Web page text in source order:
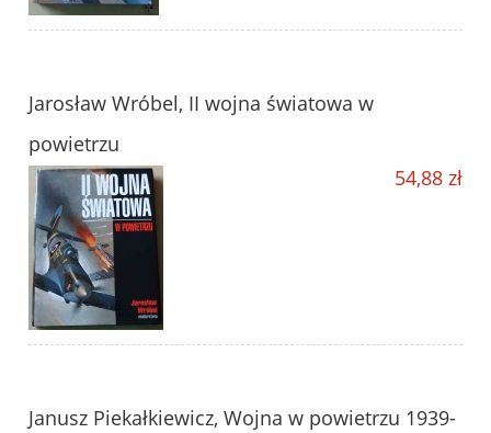
Jarosław Wróbel, II wojna światowa w
powietrzu
54,88 zł
Janusz Piekałkiewicz, Wojna w powietrzu 1939-